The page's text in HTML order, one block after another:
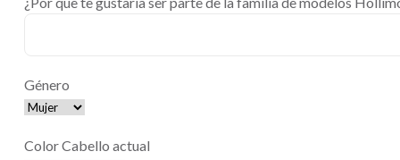
Género
Color Cabello actual